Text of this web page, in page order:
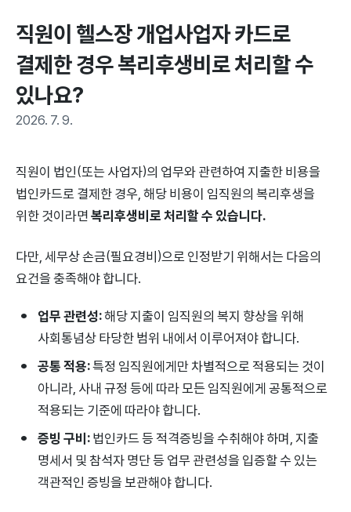
직원이 헬스장 개업사업자 카드로
결제한 경우 복리후생비로 처리할 수
있나요?
2026. 7. 9.
직원이 법인(또는 사업자)의 업무와 관련하여 지출한 비용을
법인카드로 결제한 경우, 해당 비용이 임직원의 복리후생을
위한 것이라면복리후생비로 처리할 수 있습니다.
다만, 세무상 손금(필요경비)으로 인정받기 위해서는 다음의
요건을 충족해야 합니다.
업무 관련성:해당 지출이 임직원의 복지 향상을 위해
사회통념상 타당한 범위 내에서 이루어져야 합니다.
공통 적용:특정 임직원에게만 차별적으로 적용되는 것이
아니라, 사내 규정 등에 따라 모든 임직원에게 공통적으로
적용되는 기준에 따라야 합니다.
증빙 구비:법인카드 등 적격증빙을 수취해야 하며, 지출
명세서 및 참석자 명단 등 업무 관련성을 입증할 수 있는
객관적인 증빙을 보관해야 합니다.